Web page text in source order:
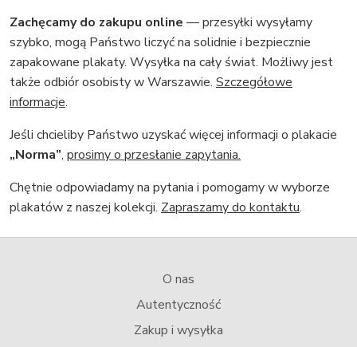
Zachęcamy do zakupu online — przesyłki wysyłamy
szybko, mogą Państwo liczyć na solidnie i bezpiecznie
zapakowane plakaty. Wysyłka na cały świat. Możliwy jest
także odbiór osobisty w Warszawie. Szczegółowe
informacje.
Jeśli chcieliby Państwo uzyskać więcej informacji o plakacie
„Norma”, prosimy o przesłanie zapytania.
Chętnie odpowiadamy na pytania i pomogamy w wyborze
plakatów z naszej kolekcji. Zapraszamy do kontaktu.
O nas
Autentyczność
Zakup i wysyłka